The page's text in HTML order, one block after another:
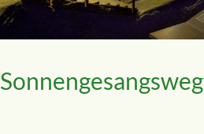
Sonnengesangsweg